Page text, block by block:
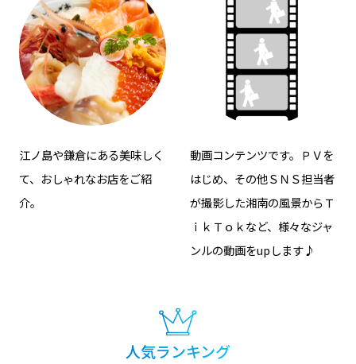
江ノ島や鎌倉にある美味しく
て、おしゃれなお店をご紹
介。
動画コンテンツです。ＰＶを
はじめ、その他ＳＮＳ担当者
が撮影した湘南の風景からＴ
ｉｋＴｏｋなど、様々なジャ
ンルの動画をupします♪
人気ランキング